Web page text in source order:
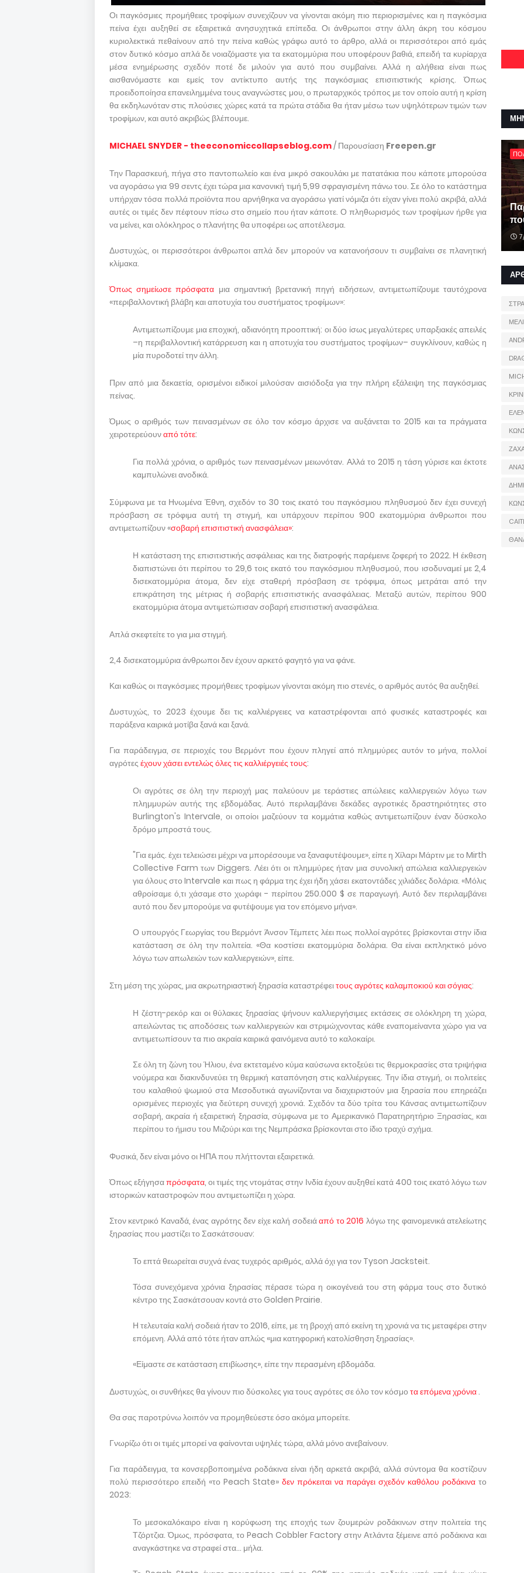
Οι παγκόσμιες προμήθειες τροφίμων συνεχίζουν να γίνονται ακόμη πιο περιορισμένες και η παγκόσμια
πείνα έχει αυξηθεί σε εξαιρετικά ανησυχητικά επίπεδα. Οι άνθρωποι στην άλλη άκρη του κόσμου
κυριολεκτικά πεθαίνουν από την πείνα καθώς γράφω αυτό το άρθρο, αλλά οι περισσότεροι από εμάς
στον δυτικό κόσμο απλά δε νοιαζόμαστε για τα εκατομμύρια που υποφέρουν βαθιά, επειδή τα κυρίαρχα
μέσα ενημέρωσης σχεδόν ποτέ δε μιλούν για αυτό που συμβαίνει. Αλλά η αλήθεια είναι πως
αισθανόμαστε και εμείς τον αντίκτυπο αυτής της παγκόσμιας επισιτιστικής κρίσης. Όπως
προειδοποίησα επανειλημμένα τους αναγνώστες μου, ο πρωταρχικός τρόπος με τον οποίο αυτή η κρίση
θα εκδηλωνόταν στις πλούσιες χώρες κατά τα πρώτα στάδια θα ήταν μέσω των υψηλότερων τιμών των
τροφίμων, και αυτό ακριβώς βλέπουμε.
MICHAEL SNYDER - theeconomiccollapseblog.com/ Παρουσίαση Freepen.gr
Την Παρασκευή, πήγα στο παντοπωλείο και ένα μικρό σακουλάκι με πατατάκια που κάποτε μπορούσα
να αγοράσω για 99 σεντς έχει τώρα μια κανονική τιμή 5,99 σφραγισμένη πάνω του. Σε όλο το κατάστημα
υπήρχαν τόσα πολλά προϊόντα που αρνήθηκα να αγοράσω γιατί νόμιζα ότι είχαν γίνει πολύ ακριβά, αλλά
αυτές οι τιμές δεν πέφτουν πίσω στο σημείο που ήταν κάποτε. Ο πληθωρισμός των τροφίμων ήρθε για
να μείνει, και ολόκληρος ο πλανήτης θα υποφέρει ως αποτέλεσμα.
Δυστυχώς, οι περισσότεροι άνθρωποι απλά δεν μπορούν να κατανοήσουν τι συμβαίνει σε πλανητική
κλίμακα.
Όπως σημείωσε πρόσφατα μια σημαντική βρετανική πηγή ειδήσεων, αντιμετωπίζουμε ταυτόχρονα
«περιβαλλοντική βλάβη και αποτυχία του συστήματος τροφίμων»:
Αντιμετωπίζουμε μια εποχική, αδιανόητη προοπτική: οι δύο ίσως μεγαλύτερες υπαρξιακές απειλές
–η περιβαλλοντική κατάρρευση και η αποτυχία του συστήματος τροφίμων– συγκλίνουν, καθώς η
μία πυροδοτεί την άλλη.
Πριν από μια δεκαετία, ορισμένοι ειδικοί μιλούσαν αισιόδοξα για την πλήρη εξάλειψη της παγκόσμιας
πείνας.
Όμως ο αριθμός των πεινασμένων σε όλο τον κόσμο άρχισε να αυξάνεται το 2015 και τα πράγματα
χειροτερεύουναπό τότε:
Για πολλά χρόνια, ο αριθμός των πεινασμένων μειωνόταν. Αλλά το 2015 η τάση γύρισε και έκτοτε
καμπυλώνει ανοδικά.
Σύμφωνα με τα Ηνωμένα Έθνη, σχεδόν το 30 τοις εκατό του παγκόσμιου πληθυσμού δεν έχει συνεχή
πρόσβαση σε τρόφιμα αυτή τη στιγμή, και υπάρχουν περίπου 900 εκατομμύρια άνθρωποι που
αντιμετωπίζουν «σοβαρή επισιτιστική ανασφάλεια»:
Η κατάσταση της επισιτιστικής ασφάλειας και της διατροφής παρέμεινε ζοφερή το 2022. Η έκθεση
διαπιστώνει ότι περίπου το 29,6 τοις εκατό του παγκόσμιου πληθυσμού, που ισοδυναμεί με 2,4
δισεκατομμύρια άτομα, δεν είχε σταθερή πρόσβαση σε τρόφιμα, όπως μετράται από την
επικράτηση της μέτριας ή σοβαρής επισιτιστικής ανασφάλειας. Μεταξύ αυτών, περίπου 900
εκατομμύρια άτομα αντιμετώπισαν σοβαρή επισιτιστική ανασφάλεια.
Απλά σκεφτείτε το για μια στιγμή.
2,4 δισεκατομμύρια άνθρωποι δεν έχουν αρκετό φαγητό για να φάνε.
Και καθώς οι παγκόσμιες προμήθειες τροφίμων γίνονται ακόμη πιο στενές, ο αριθμός αυτός θα αυξηθεί.
Δυστυχώς, το 2023 έχουμε δει τις καλλιέργειες να καταστρέφονται από φυσικές καταστροφές και
παράξενα καιρικά μοτίβα ξανά και ξανά.
Για παράδειγμα, σε περιοχές του Βερμόντ που έχουν πληγεί από πλημμύρες αυτόν το μήνα, πολλοί
αγρότες έχουν χάσει εντελώς όλες τις καλλιέργειές τους:
Οι αγρότες σε όλη την περιοχή μας παλεύουν με τεράστιες απώλειες καλλιεργειών λόγω των
πλημμυρών αυτής της εβδομάδας. Αυτό περιλαμβάνει δεκάδες αγροτικές δραστηριότητες στο
Burlington's Intervale, οι οποίοι μαζεύουν τα κομμάτια καθώς αντιμετωπίζουν έναν δύσκολο
δρόμο μπροστά τους.
"Για εμάς. έχει τελειώσει μέχρι να μπορέσουμε να ξαναφυτέψουμε», είπε η Χίλαρι Μάρτιν με το Mirth
Collective Farm των Diggers. Λέει ότι οι πλημμύρες ήταν μια συνολική απώλεια καλλιεργειών
για όλους στο Intervale και πως η φάρμα της έχει ήδη χάσει εκατοντάδες χιλιάδες δολάρια. «Μόλις
αθροίσαμε ό,τι χάσαμε στο χωράφι - περίπου 250.000 $ σε παραγωγή. Αυτό δεν περιλαμβάνει
αυτό που δεν μπορούμε να φυτέψουμε για τον επόμενο μήνα».
Ο υπουργός Γεωργίας του Βερμόντ Άνσον Τέμπετς λέει πως πολλοί αγρότες βρίσκονται στην ίδια
κατάσταση σε όλη την πολιτεία. «Θα κοστίσει εκατομμύρια δολάρια. Θα είναι εκπληκτικό μόνο
λόγω των απωλειών των καλλιεργειών», είπε.
Στη μέση της χώρας, μια ακρωτηριαστική ξηρασία καταστρέφειτους αγρότες καλαμποκιού και σόγιας:
Η ζέστη-ρεκόρ και οι θύλακες ξηρασίας ψήνουν καλλιεργήσιμες εκτάσεις σε ολόκληρη τη χώρα,
απειλώντας τις αποδόσεις των καλλιεργειών και στριμώχνοντας κάθε εναπομείναντα χώρο για να
αντιμετωπίσουν τα πιο ακραία καιρικά φαινόμενα αυτό το καλοκαίρι.
Σε όλη τη ζώνη του Ήλιου, ένα εκτεταμένο κύμα καύσωνα εκτοξεύει τις θερμοκρασίες στα τριψήφια
νούμερα και διακινδυνεύει τη θερμική καταπόνηση στις καλλιέργειες. Την ίδια στιγμή, οι πολιτείες
του καλαθιού ψωμιού στα Μεσοδυτικά αγωνίζονται να διαχειριστούν μια ξηρασία που επηρεάζει
ορισμένες περιοχές για δεύτερη συνεχή χρονιά. Σχεδόν τα δύο τρίτα του Κάνσας αντιμετωπίζουν
σοβαρή, ακραία ή εξαιρετική ξηρασία, σύμφωνα με το Αμερικανικό Παρατηρητήριο Ξηρασίας, και
περίπου το ήμισυ του Μιζούρι και της Νεμπράσκα βρίσκονται στο ίδιο τραχύ σχήμα.
Φυσικά, δεν είναι μόνο οι ΗΠΑ που πλήττονται εξαιρετικά.
Όπως εξήγησαπρόσφατα, οι τιμές της ντομάτας στην Ινδία έχουν αυξηθεί κατά 400 τοις εκατό λόγω των
ιστορικών καταστροφών που αντιμετωπίζει η χώρα.
Στον κεντρικό Καναδά, ένας αγρότης δεν είχε καλή σοδειάαπό το 2016 λόγω της φαινομενικά ατελείωτης
ξηρασίας που μαστίζει το Σασκάτσουαν:
Το επτά θεωρείται συχνά ένας τυχερός αριθμός, αλλά όχι για τον Tyson Jacksteit.
Τόσα συνεχόμενα χρόνια ξηρασίας πέρασε τώρα η οικογένειά του στη φάρμα τους στο δυτικό
κέντρο της Σασκάτσουαν κοντά στο Golden Prairie.
Η τελευταία καλή σοδειά ήταν το 2016, είπε, με τη βροχή από εκείνη τη χρονιά να τις μεταφέρει στην
επόμενη. Αλλά από τότε ήταν απλώς «μια κατηφορική κατολίσθηση ξηρασίας».
«Είμαστε σε κατάσταση επιβίωσης», είπε την περασμένη εβδομάδα.
Δυστυχώς, οι συνθήκες θα γίνουν πιο δύσκολες για τους αγρότες σε όλο τον κόσμο τα επόμενα χρόνια.
Θα σας παροτρύνω λοιπόν να προμηθεύεστε όσο ακόμα μπορείτε.
Γνωρίζω ότι οι τιμές μπορεί να φαίνονται υψηλές τώρα, αλλά μόνο ανεβαίνουν.
Για παράδειγμα, τα κονσερβοποιημένα ροδάκινα είναι ήδη αρκετά ακριβά, αλλά σύντομα θα κοστίζουν
πολύ περισσότερο επειδή «το Peach State» δεν πρόκειται να παράγει σχεδόν καθόλου ροδάκινα το
2023:
Το μεσοκαλόκαιρο είναι η κορύφωση της εποχής των ζουμερών ροδάκινων στην πολιτεία της
Τζόρτζια. Όμως, πρόσφατα, το Peach Cobbler Factory στην Ατλάντα ξέμεινε από ροδάκινα και
αναγκάστηκε να στραφεί στα… μήλα.